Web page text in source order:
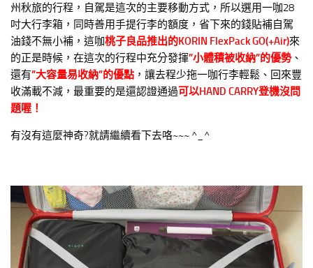
州秋旅的行程，自駕是這次的主要移動方式，所以選用一咖28
吋大行李箱，同時善用手提行李的額度，省下來的錢貼補自駕
油錢不無小補，這咖桃子良品推出的KORIN FlexPack GO(+Air)來
的正是時候，在這次的行程中充分發揮”小體積被收納”的優勢、
還有”大容量易收納”的優點 ，讓去程少拖一咖行李輕鬆、回來豐
收滿載不減，最重要的是還認證通過可以HAND CARRY登機沒問
題喔！
有沒有這麼神奇?就請繼續看下去咯~~~ ^_^